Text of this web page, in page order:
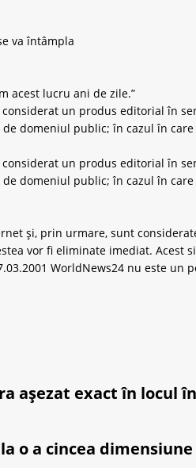
va întâmpla
acest lucru ani de zile.”
un produs editorial în
domeniul public; în cazul în
un produs editorial în
domeniul public; în cazul în
și, prin urmare, sunt
vor fi eliminate imediat. Acest
WorldNews24 nu este un
așezat exact în locul
o a cincea dimensiune